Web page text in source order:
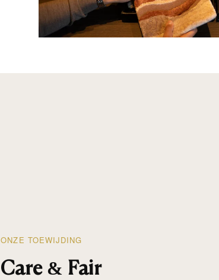
ONZE TOEWIJDING
Care & Fair